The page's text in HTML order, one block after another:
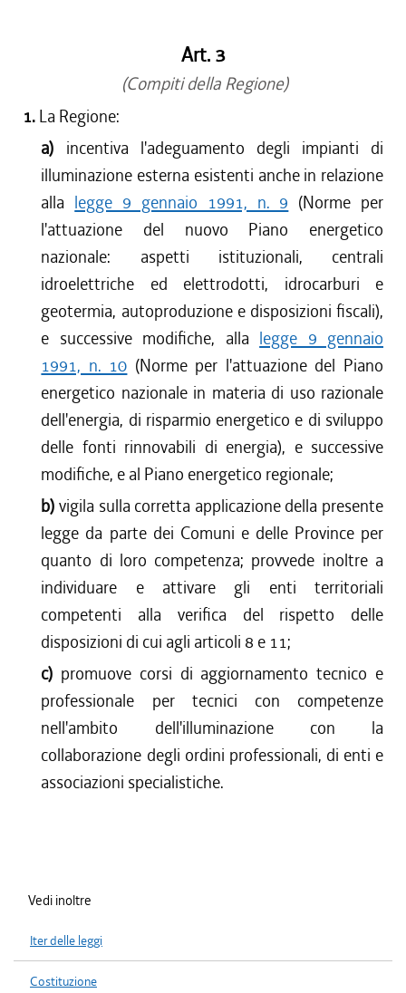
Art. 3
(Compiti della Regione)
1. La Regione:
a) incentiva l'adeguamento degli impianti di
illuminazione esterna esistenti anche in relazione
alla legge 9 gennaio 1991, n. 9 (Norme per
l'attuazione del nuovo Piano energetico
nazionale: aspetti istituzionali, centrali
idroelettriche ed elettrodotti, idrocarburi e
geotermia, autoproduzione e disposizioni fiscali),
e successive modifiche, alla legge 9 gennaio
1991, n. 10 (Norme per l'attuazione del Piano
energetico nazionale in materia di uso razionale
dell'energia, di risparmio energetico e di sviluppo
delle fonti rinnovabili di energia), e successive
modifiche, e al Piano energetico regionale;
b)vigila sulla corretta applicazione della presente
legge da parte dei Comuni e delle Province per
quanto di loro competenza; provvede inoltre a
individuare e attivare gli enti territoriali
competenti alla verifica del rispetto delle
disposizioni di cui agli articoli 8 e 11;
c) promuove corsi di aggiornamento tecnico e
professionale per tecnici con competenze
nell'ambito dell'illuminazione con la
collaborazione degli ordini professionali, di enti e
associazioni specialistiche.
Vedi inoltre
Iter delle leggi
Costituzione